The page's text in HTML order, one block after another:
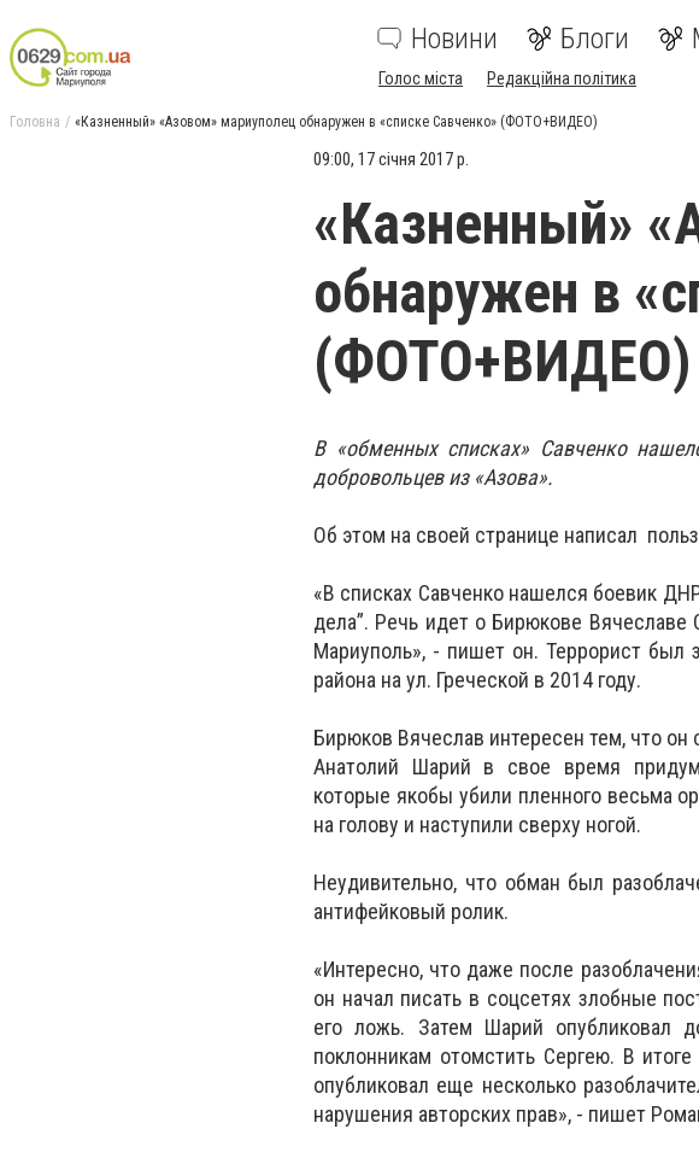
Новини Блоги
Голос міста Редакційна політика
Головна «Казненный» «Азовом» мариуполец обнаружен в «списке Савченко» (ФОТО+ВИДЕО)
09:00, 17 січня 2017 р.
«Казненный»
обнаружен в
(ФОТО+ВИДЕО)
В «обменных списках» Савченко
добровольцев из «Азова».
Об этом на своей странице написал
«В списках Савченко нашелся боевик
дела”. Речь идет о Бирюкове Вячеславе
Мариуполь», - пишет он. Террорист был
района на ул. Греческой в 2014 году.
Бирюков Вячеслав интересен тем, что
Анатолий Шарий в свое время
которые якобы убили пленного весьма
на голову и наступили сверху ногой.
Неудивительно, что обман был
антифейковый ролик.
«Интересно, что даже после
он начал писать в соцсетях злобные
его ложь. Затем Шарий опубликовал
поклонникам отомстить Сергею. В
опубликовал еще несколько
нарушения авторских прав», - пишет